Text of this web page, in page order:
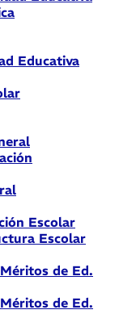
Educativa
Escolar
Escolar
de Ed.
de Ed.